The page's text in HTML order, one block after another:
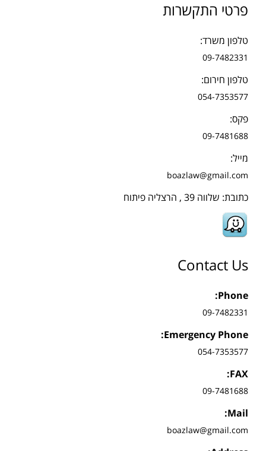
פרטי התקשרות
טלפון משרד:
09-7482331
טלפון חירום:
054-7353577
פקס:
09-7481688
מייל:
boazlaw@gmail.com
כתובת: שלווה 39 , הרצליה פיתוח
Contact Us
Phone:
09-7482331
Emergency Phone:
054-7353577
FAX:
09-7481688
Mail:
boazlaw@gmail.com